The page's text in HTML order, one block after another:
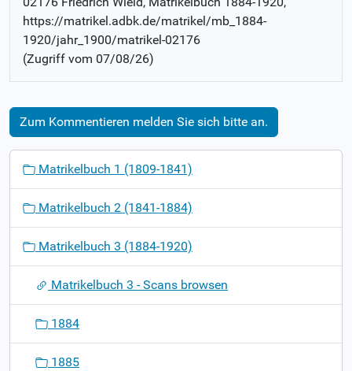
https://matrikel.adbk.de/matrikel/mb_1884-
1920/jahr_1900/matrikel-02176
(Zugriff vom 07/08/26)
Zum Kommentieren melden Sie sich bitte an.
o
Matrikelbuch 1 (1809-1841)
Matrikelbuch 2 (1841-1884)
Matrikelbuch 3 (1884-1920)
Matrikelbuch 3 - Scans browsen
1884
1885